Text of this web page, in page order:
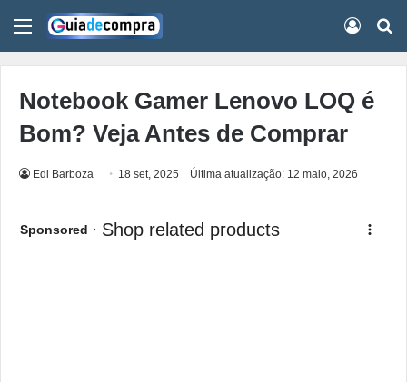
Menu
Notebook Gamer Lenovo LOQ é
Bom? Veja Antes de Comprar
Edi Barboza 18 set, 2025 Última atualização: 12 maio, 2026